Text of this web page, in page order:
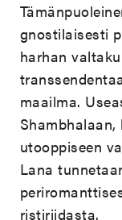
gnostilaisesti
harhan
maailma.
utooppiseen
Lana
ristiriidasta.